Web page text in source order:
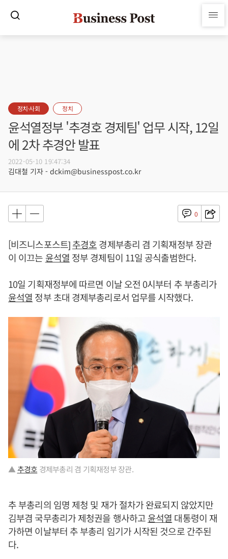
정치·사회 정치
윤석열정부 '추경호 경제팀' 업무 시작, 12일
에 2차 추경안 발표
2022-05-10 19:47:34
김대철 기자 - dckim@businesspost.co.kr
0
[비즈니스포스트]추경호경제부총리 겸 기획재정부 장관
이 이끄는 윤석열 정부 경제팀이 11일 공식출범한다.
10일 기획재정부에 따르면 이날 오전 0시부터 추 부총리가
윤석열 정부 초대 경제부총리로서 업무를 시작했다.
▲추경호 경제부총리 겸 기획재정부 장관.
추 부총리의 임명 제청 및 재가 절차가 완료되지 않았지만
김부겸 국무총리가 제청권을 행사하고윤석열 대통령이 재
가하면 이날부터 추 부총리 임기가 시작된 것으로 간주된
다.